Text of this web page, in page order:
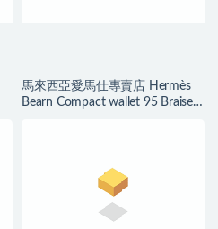
馬來西亞愛馬仕專賣店 Hermès
Bearn Compact wallet 95 Braise